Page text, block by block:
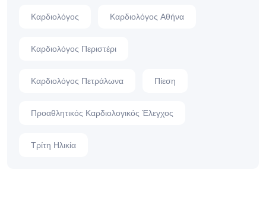
Καρδιολόγος Καρδιολόγος Αθήνα
Καρδιολόγος Περιστέρι
Καρδιολόγος Πετράλωνα Πίεση
Προαθλητικός Καρδιολογικός Έλεγχος
Τρίτη Ηλικία